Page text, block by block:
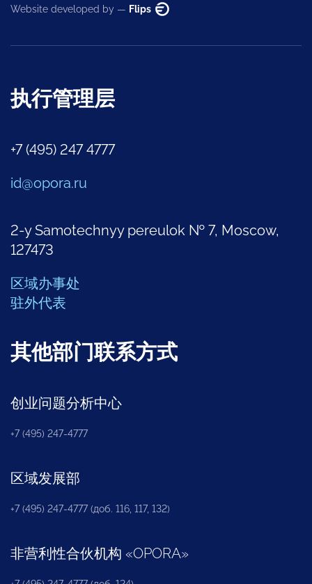
Website developed by — Flips
执行管理层
+7 (495) 247 4777
id@opora.ru
2-y Samotechnyy pereulok № 7, Moscow,
127473
区域办事处
驻外代表
其他部门联系方式
创业问题分析中心
+7 (495) 247-4777
区域发展部
+7 (495) 247-4777 (доб. 116, 117, 132)
非营利性合伙机构 «OPORA»